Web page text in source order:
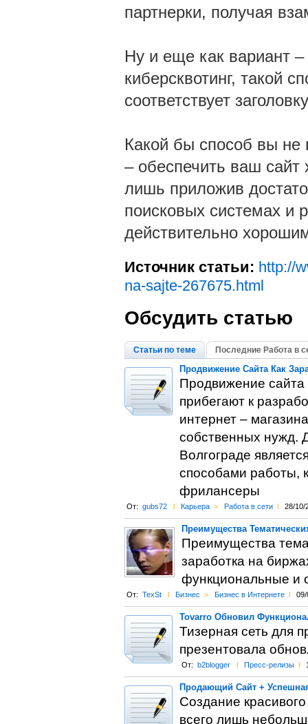
партнерки, получая
Ну и еще как вариант
киберсквотинг, такой
соответствует
Какой бы способ вы не
– обеспечить ваш
лишь приложив
поисковых системах и
действительно
Источник статьи: http://
na-sajte-267675.html
Обсудить статью
Статьи по теме Последние Работа в
Продвижение Сайта Как
Продвижение сайта
прибегают к
интернет –
собственных нужд.
Волгограде
способами работы,
фрилансеры
От: gubs72 l Карьера > Работа в сети l 28/10/
Преимущества
Преимущества
заработка на
функциональные и
От: TexSt l Бизнес > Бизнес в Интернете l 09/
Tovarro Обновил
Тизерная сеть для
презентовала
От: b2blogger l Пресс-релизы l
Продающий Сайт +
Создание
всего лишь